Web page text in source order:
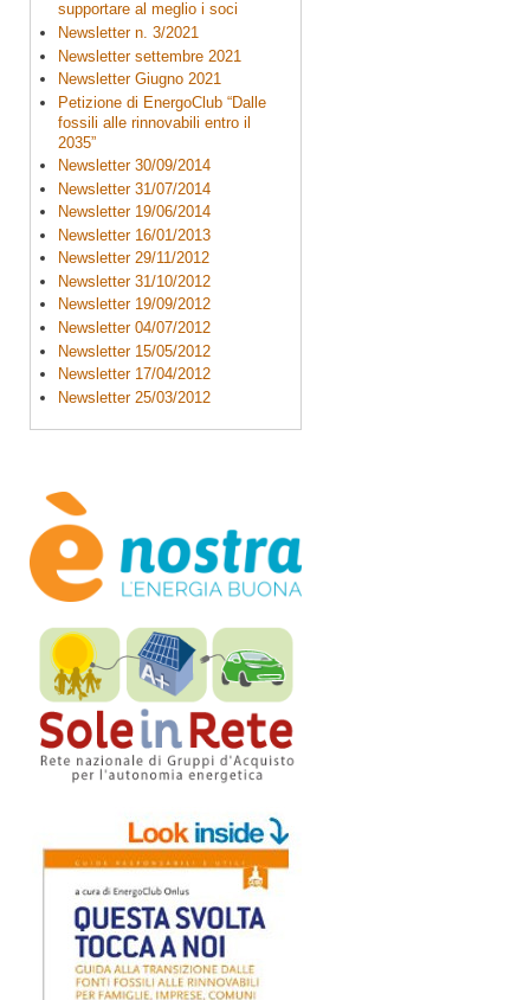
supportare al meglio i soci
Newsletter n. 3/2021
Newsletter settembre 2021
Newsletter Giugno 2021
Petizione di EnergoClub “Dalle
fossili alle rinnovabili entro il
2035”
Newsletter 30/09/2014
Newsletter 31/07/2014
Newsletter 19/06/2014
Newsletter 16/01/2013
Newsletter 29/11/2012
Newsletter 31/10/2012
Newsletter 19/09/2012
Newsletter 04/07/2012
Newsletter 15/05/2012
Newsletter 17/04/2012
Newsletter 25/03/2012